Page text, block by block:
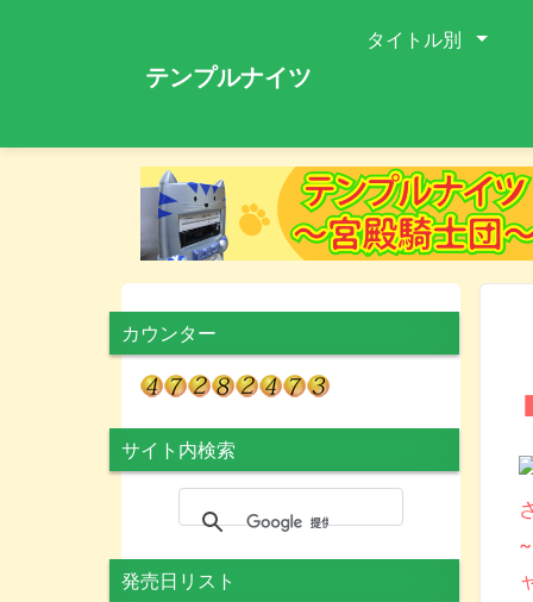
テンプルナイツ
タイトル別
カウンター
サイト内検索
発売日リスト